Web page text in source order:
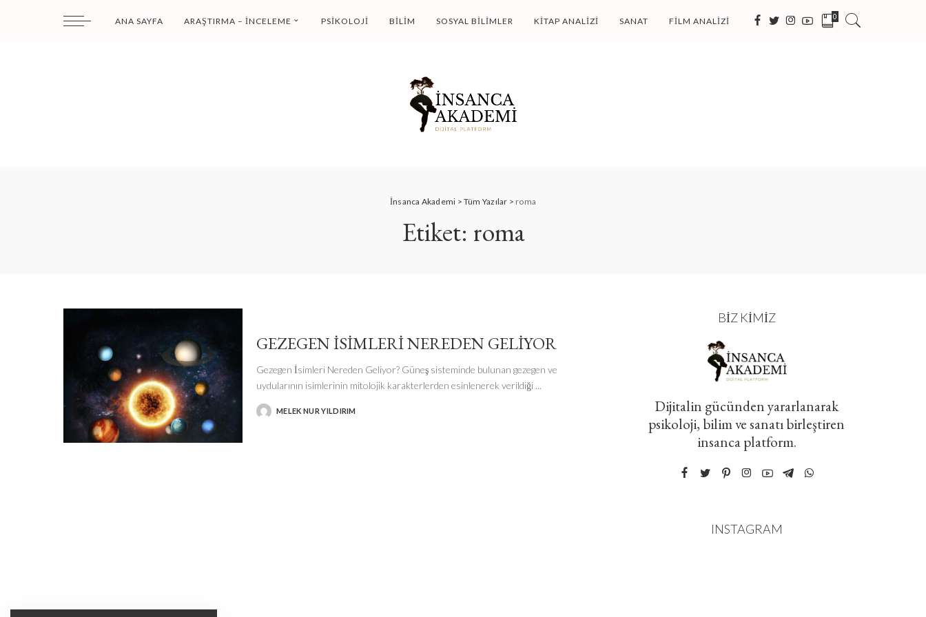
ANA SAYFA ARAŞTIRMA – İNCELEME PSIKOLOJI BILIM SOSYAL BILIMLER KITAP ANALIZI SANAT FILM ANALIZI 0
İnsanca Akademi > Tüm Yazılar > roma
Etiket: roma
GEZEGEN İSİMLERİ NEREDEN GELİYOR
Gezegen İsimleri Nereden Geliyor? Güneş sisteminde bulunan gezegen ve
uydularının isimlerinin mitolojik karakterlerden esinlenerek verildiği ...
POSTEDMELEK NUR YILDIRIM
BIZ KIMIZ
Dijitalin gücünden yararlanarak
psikoloji, bilim ve sanatı birleştiren
insanca platform.
INSTAGRAM